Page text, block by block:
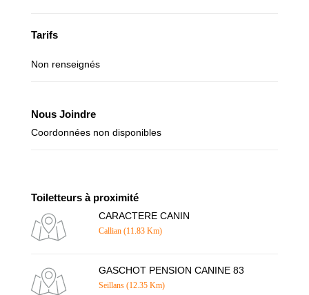
Tarifs
Non renseignés
Nous Joindre
Coordonnées non disponibles
Toiletteurs à proximité
CARACTERE CANIN
Callian (11.83 Km)
GASCHOT PENSION CANINE 83
Seillans (12.35 Km)